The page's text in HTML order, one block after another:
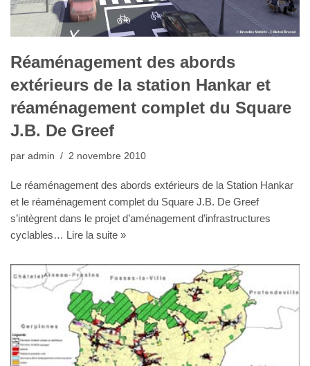
Réaménagement des abords
extérieurs de la station Hankar et
réaménagement complet du Square
J.B. De Greef
par admin 2 novembre 2010
Le réaménagement des abords extérieurs de la Station Hankar
et le réaménagement complet du Square J.B. De Greef
s’intègrent dans le projet d’aménagement d’infrastructures
cyclables… Lire la suite »